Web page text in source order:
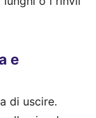
e
di uscire.